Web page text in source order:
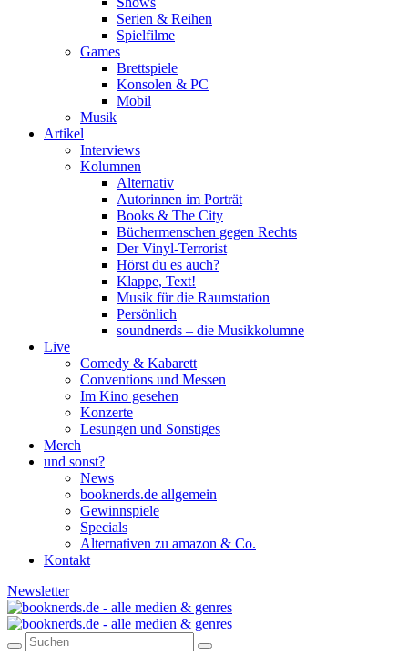
Serien & Reihen
Spielfilme
Games
Brettspiele
Konsolen & PC
Mobil
Musik
Artikel
Interviews
Kolumnen
Alternativ
Autorinnen im Porträt
Books & The City
Büchermenschen gegen Rechts
Der Vinyl-Terrorist
Hörst du es auch?
Klappe, Text!
Musik für die Raumstation
Persönlich
soundnerds – die Musikkolumne
Live
Comedy & Kabarett
Conventions und Messen
Im Kino gesehen
Konzerte
Lesungen und Sonstiges
Merch
und sonst?
News
booknerds.de allgemein
Gewinnspiele
Specials
Alternativen zu amazon & Co.
Kontakt
Newsletter